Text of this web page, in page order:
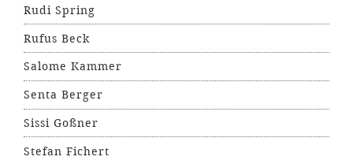
Rudi Spring
Rufus Beck
Salome Kammer
Senta Berger
Sissi Goßner
Stefan Fichert